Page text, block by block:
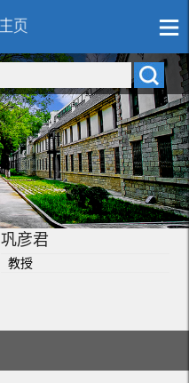
巩彦君
教授